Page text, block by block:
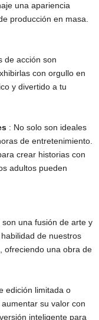
una apariencia
producción en masa.
de acción son
con orgullo en
y divertido a tu
: No solo son ideales
de entretenimiento.
crear historias con
adultos pueden
una fusión de arte y
de nuestros
ofreciendo una obra de
edición limitada o
su valor con
inteligente para